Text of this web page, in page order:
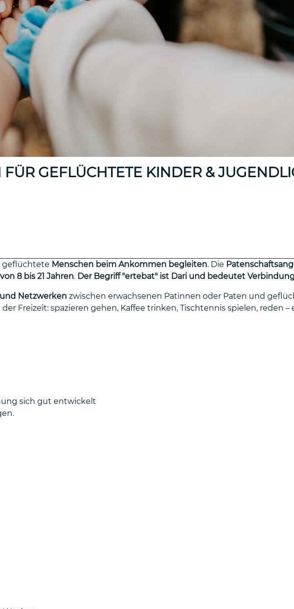
GEFLÜCHTETE KINDER &
geflüchtete Menschen beim Ankommen begleiten. Die
8 bis 21 Jahren. Der Begriff "ertebat" ist Dari und bedeutet
Netzwerken zwischen erwachsenen Patinnen oder Paten und
Freizeit: spazieren gehen, Kaffee trinken, Tischtennis spielen, reden –
sich gut entwickelt